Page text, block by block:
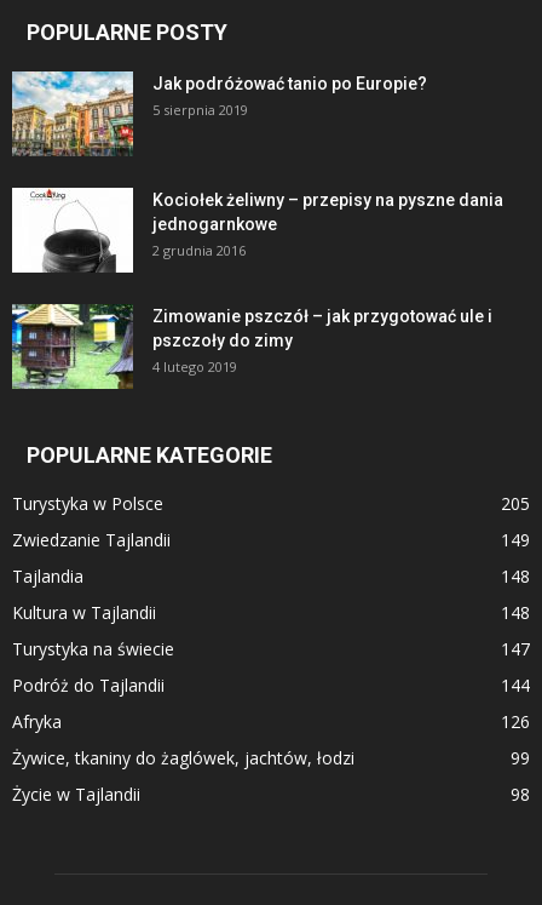
POPULARNE POSTY
Jak podróżować tanio po Europie?
5 sierpnia 2019
Kociołek żeliwny – przepisy na pyszne dania
jednogarnkowe
2 grudnia 2016
Zimowanie pszczół – jak przygotować ule i
pszczoły do zimy
4 lutego 2019
POPULARNE KATEGORIE
Turystyka w Polsce
205
Zwiedzanie Tajlandii
149
Tajlandia
148
Kultura w Tajlandii
148
Turystyka na świecie
147
Podróż do Tajlandii
144
Afryka
126
Żywice, tkaniny do żaglówek, jachtów, łodzi
99
Życie w Tajlandii
98